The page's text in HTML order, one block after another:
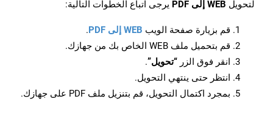
لتحويل WEB إلى PDF يرجى اتباع الخطوات التالية:
قم بزيارة صفحة الويب WEB إلى PDF
.
قم بتحميل ملف WEB الخاص بك من جهازك.
انقر فوق الزر “تحويل”.
انتظر حتى ينتهي التحويل.
بمجرد اكتمال التحويل، قم بتنزيل ملف PDF على جهازك.